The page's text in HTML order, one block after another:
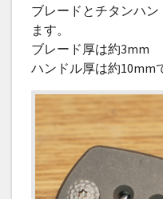
ブレードとチタンハ
ます。
ブレード厚は約3mm
ハンドル厚は約10mm